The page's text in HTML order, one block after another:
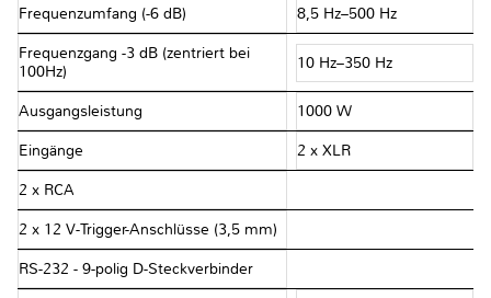
Frequenzumfang (-6 dB) 8,5 Hz–500 Hz
Frequenzgang -3 dB (zentriert bei
100Hz)
10 Hz–350 Hz
Ausgangsleistung 1000 W
Eingänge 2 x XLR
2 x RCA
2 x 12 V-Trigger-Anschlüsse (3,5 mm)
RS-232 - 9-polig D-Steckverbinder